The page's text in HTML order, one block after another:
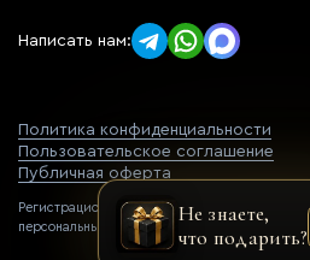
Написать нам:
Политика конфиденциальности
Пользовательское соглашение
Публичная оферта
Регистрационный номер оператора
персональных данных: 77-22-069752
Не знаете,
что подарить?